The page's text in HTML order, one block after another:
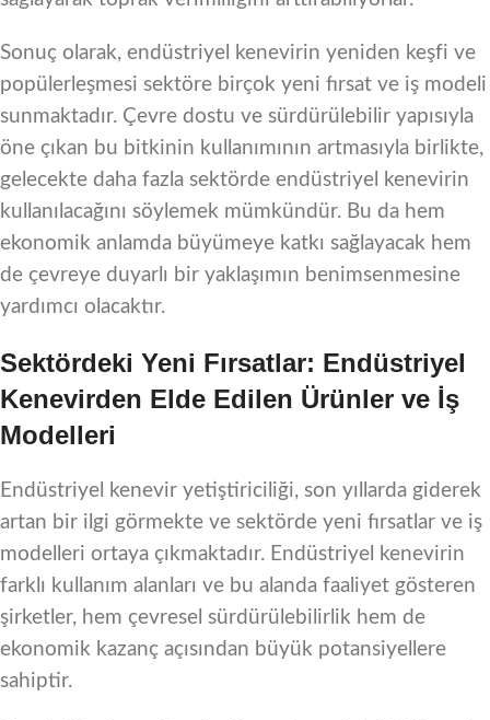
Sonuç olarak, endüstriyel kenevirin yeniden keşfi ve
popülerleşmesi sektöre birçok yeni fırsat ve iş modeli
sunmaktadır. Çevre dostu ve sürdürülebilir yapısıyla
öne çıkan bu bitkinin kullanımının artmasıyla birlikte,
gelecekte daha fazla sektörde endüstriyel kenevirin
kullanılacağını söylemek mümkündür. Bu da hem
ekonomik anlamda büyümeye katkı sağlayacak hem
de çevreye duyarlı bir yaklaşımın benimsenmesine
yardımcı olacaktır.
Sektördeki Yeni Fırsatlar: Endüstriyel
Kenevirden Elde Edilen Ürünler ve İş
Modelleri
Endüstriyel kenevir yetiştiriciliği, son yıllarda giderek
artan bir ilgi görmekte ve sektörde yeni fırsatlar ve iş
modelleri ortaya çıkmaktadır. Endüstriyel kenevirin
farklı kullanım alanları ve bu alanda faaliyet gösteren
şirketler, hem çevresel sürdürülebilirlik hem de
ekonomik kazanç açısından büyük potansiyellere
sahiptir.